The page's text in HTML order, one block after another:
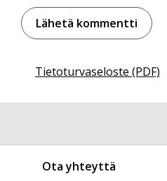
Tietoturvaseloste (PDF)
Ota yhteyttä